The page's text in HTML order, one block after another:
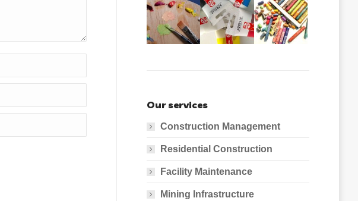
Our services
Construction Management
Residential Construction
Facility Maintenance
Mining Infrastructure